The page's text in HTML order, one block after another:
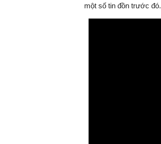
một số tin đồn trước đó.